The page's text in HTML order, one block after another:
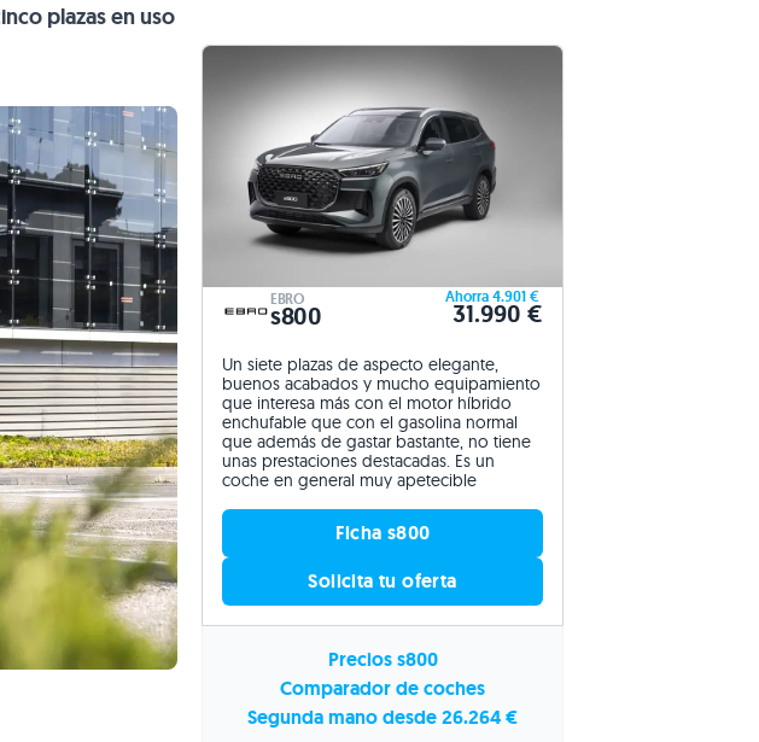
plazas en uso
EBRO
s800
Ahorra 4.901 €
31.990 €
Un siete plazas de aspecto elegante,
buenos acabados y mucho equipamiento
que interesa más con el motor híbrido
enchufable que con el gasolina normal
que además de gastar bastante, no tiene
unas prestaciones destacadas. Es un
coche en general muy apetecible
Ficha s800
Solicita tu oferta
Precios s800
Comparador de coches
Segunda mano desde 26.264 €